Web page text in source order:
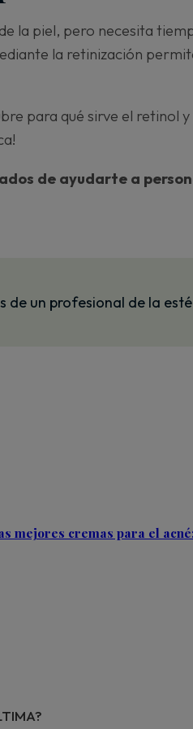
la piel, pero necesita
la retinización
para qué sirve el retinol
de ayudarte a
de un profesional de la